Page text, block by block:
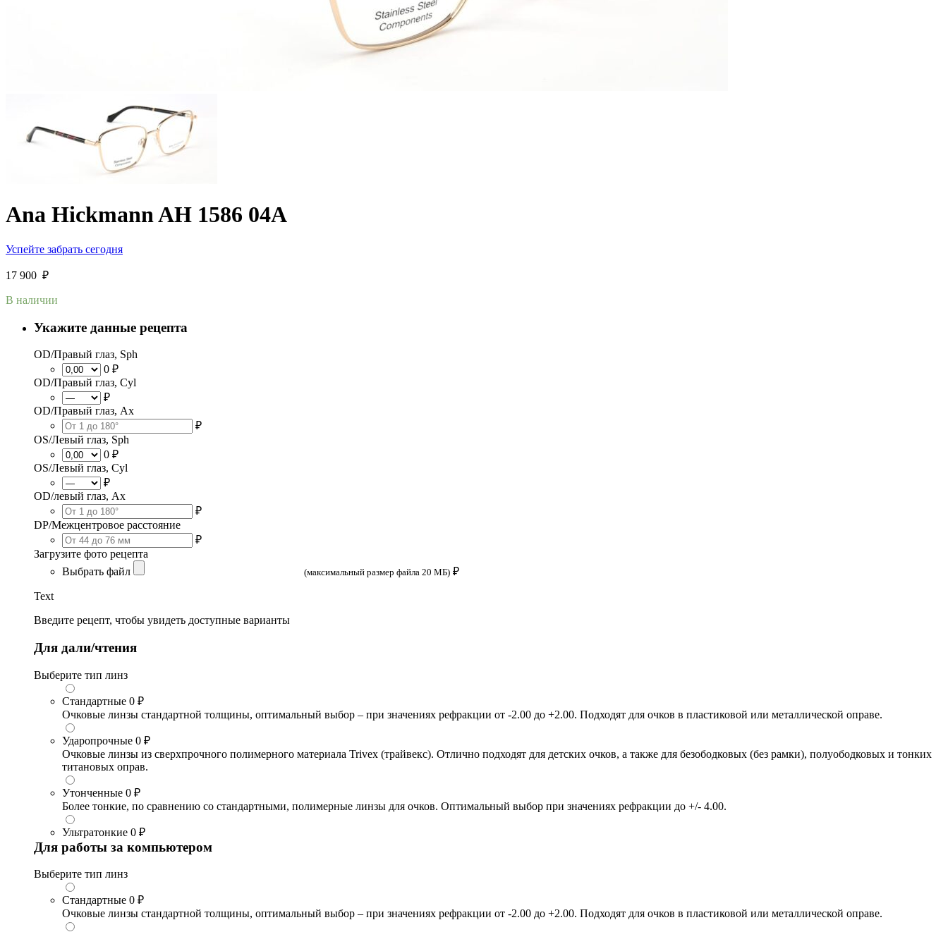
Ana Hickmann AH 1586 04A
Успейте забрать сегодня
17 900 ₽
В наличии
Укажите данные рецепта
OD/Правый глаз, Sph
0 ₽
OD/Правый глаз, Cyl
₽
OD/Правый глаз, Ax
₽
OS/Левый глаз, Sph
0 ₽
OS/Левый глаз, Cyl
₽
OD/левый глаз, Ax
₽
DP/Межцентровое расстояние
₽
Загрузите фото рецепта
Выбрать файл
(максимальный размер файла 20 МБ) ₽
Text
Введите рецепт, чтобы увидеть доступные варианты
Для дали/чтения
Выберите тип линз
Стандартные 0 ₽
Очковые линзы стандартной толщины, оптимальный выбор – при значениях рефракции от -2.00 до +2.00. Подходят для очков в пластиковой или металлической оправе.
Ударопрочные 0 ₽
Очковые линзы из сверхпрочного полимерного материала Trivex (трайвекс). Отлично подходят для детских очков, а также для безободковых (без рамки), полуободковых и тонких
титановых оправ.
Утонченные 0 ₽
Более тонкие, по сравнению со стандартными, полимерные линзы для очков. Оптимальный выбор при значениях рефракции до +/- 4.00.
Ультратонкие 0 ₽
Для работы за компьютером
Выберите тип линз
Стандартные 0 ₽
Очковые линзы стандартной толщины, оптимальный выбор – при значениях рефракции от -2.00 до +2.00. Подходят для очков в пластиковой или металлической оправе.